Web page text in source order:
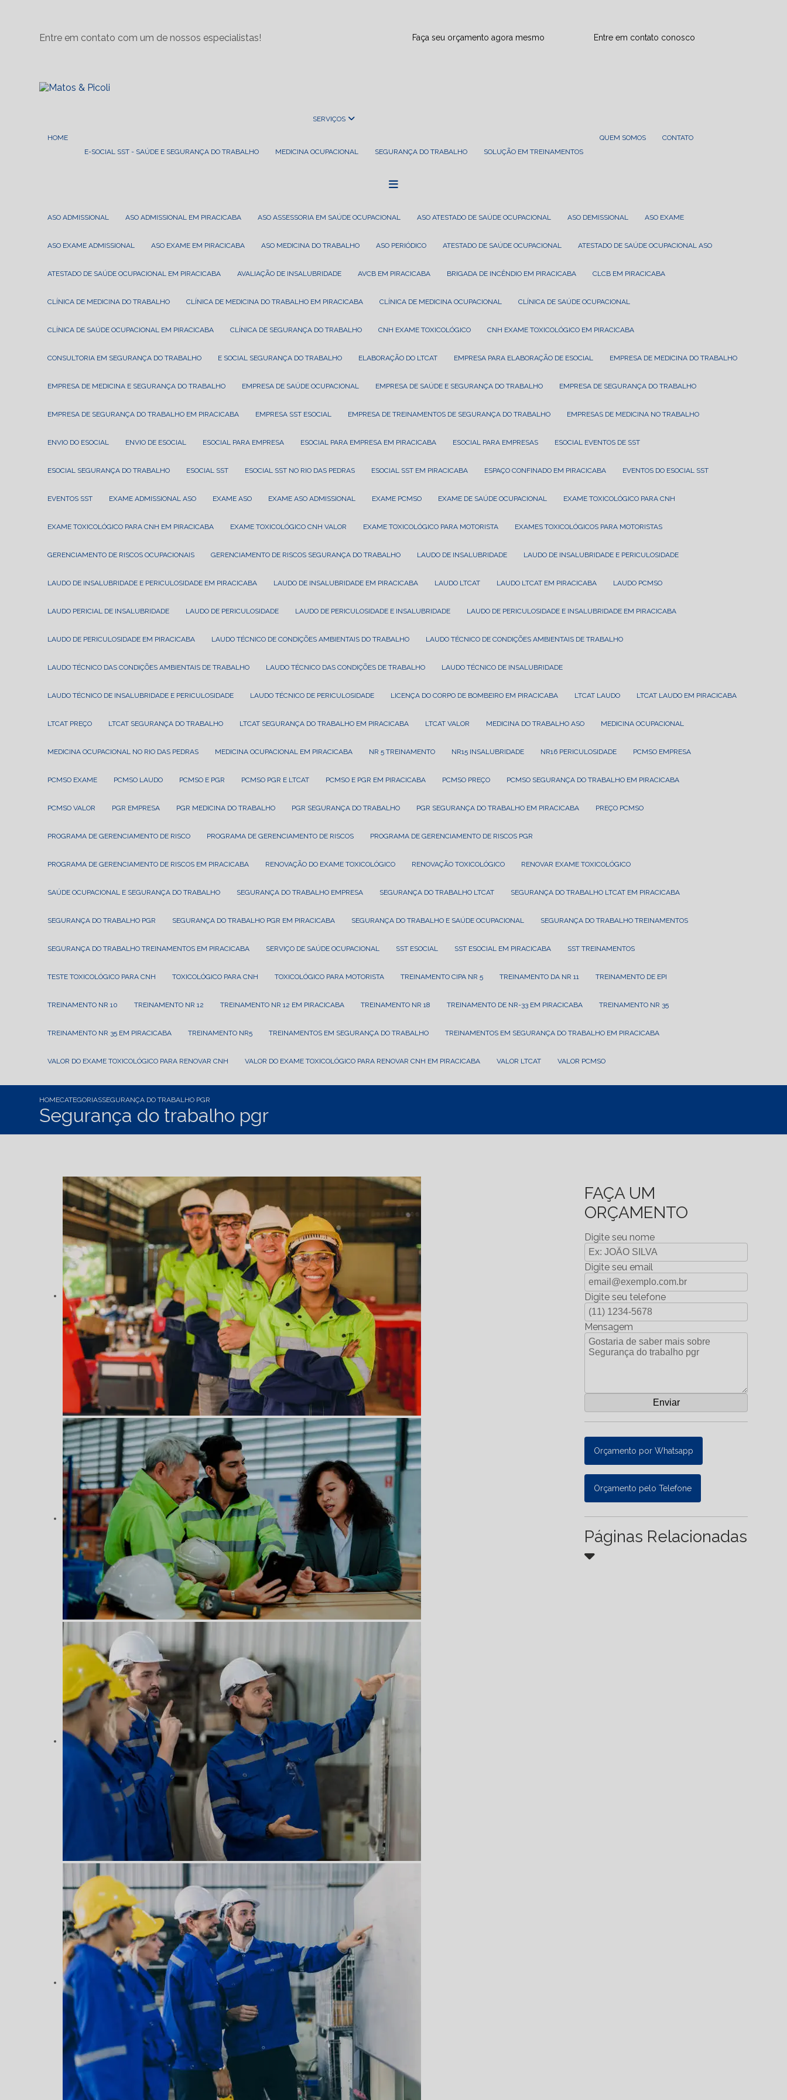
Entre em contato com um de nossos especialistas! Faça seu orçamento agora mesmo Entre em contato conosco
HOME
SERVIÇOS
E-SOCIAL SST - SAÚDE E SEGURANÇA DO TRABALHO MEDICINA OCUPACIONAL SEGURANÇA DO TRABALHO SOLUÇÃO EM TREINAMENTOS
QUEM SOMOS CONTATO
ASO ADMISSIONAL ASO ADMISSIONAL EM PIRACICABA ASO ASSESSORIA EM SAÚDE OCUPACIONAL ASO ATESTADO DE SAÚDE OCUPACIONAL ASO DEMISSIONAL ASO EXAME
ASO EXAME ADMISSIONAL ASO EXAME EM PIRACICABA ASO MEDICINA DO TRABALHO ASO PERIÓDICO ATESTADO DE SAÚDE OCUPACIONAL ATESTADO DE SAÚDE OCUPACIONAL ASO
ATESTADO DE SAÚDE OCUPACIONAL EM PIRACICABA AVALIAÇÃO DE INSALUBRIDADE AVCB EM PIRACICABA BRIGADA DE INCÊNDIO EM PIRACICABA CLCB EM PIRACICABA
CLÍNICA DE MEDICINA DO TRABALHO CLÍNICA DE MEDICINA DO TRABALHO EM PIRACICABA CLÍNICA DE MEDICINA OCUPACIONAL CLÍNICA DE SAÚDE OCUPACIONAL
CLÍNICA DE SAÚDE OCUPACIONAL EM PIRACICABA CLÍNICA DE SEGURANÇA DO TRABALHO CNH EXAME TOXICOLÓGICO CNH EXAME TOXICOLÓGICO EM PIRACICABA
CONSULTORIA EM SEGURANÇA DO TRABALHO E SOCIAL SEGURANÇA DO TRABALHO ELABORAÇÃO DO LTCAT EMPRESA PARA ELABORAÇÃO DE ESOCIAL EMPRESA DE MEDICINA DO TRABALHO
EMPRESA DE MEDICINA E SEGURANÇA DO TRABALHO EMPRESA DE SAÚDE OCUPACIONAL EMPRESA DE SAÚDE E SEGURANÇA DO TRABALHO EMPRESA DE SEGURANÇA DO TRABALHO
EMPRESA DE SEGURANÇA DO TRABALHO EM PIRACICABA EMPRESA SST ESOCIAL EMPRESA DE TREINAMENTOS DE SEGURANÇA DO TRABALHO EMPRESAS DE MEDICINA NO TRABALHO
ENVIO DO ESOCIAL ENVIO DE ESOCIAL ESOCIAL PARA EMPRESA ESOCIAL PARA EMPRESA EM PIRACICABA ESOCIAL PARA EMPRESAS ESOCIAL EVENTOS DE SST
ESOCIAL SEGURANÇA DO TRABALHO ESOCIAL SST ESOCIAL SST NO RIO DAS PEDRAS ESOCIAL SST EM PIRACICABA ESPAÇO CONFINADO EM PIRACICABA EVENTOS DO ESOCIAL SST
EVENTOS SST EXAME ADMISSIONAL ASO EXAME ASO EXAME ASO ADMISSIONAL EXAME PCMSO EXAME DE SAÚDE OCUPACIONAL EXAME TOXICOLÓGICO PARA CNH
EXAME TOXICOLÓGICO PARA CNH EM PIRACICABA EXAME TOXICOLÓGICO CNH VALOR EXAME TOXICOLÓGICO PARA MOTORISTA EXAMES TOXICOLÓGICOS PARA MOTORISTAS
GERENCIAMENTO DE RISCOS OCUPACIONAIS GERENCIAMENTO DE RISCOS SEGURANÇA DO TRABALHO LAUDO DE INSALUBRIDADE LAUDO DE INSALUBRIDADE E PERICULOSIDADE
LAUDO DE INSALUBRIDADE E PERICULOSIDADE EM PIRACICABA LAUDO DE INSALUBRIDADE EM PIRACICABA LAUDO LTCAT LAUDO LTCAT EM PIRACICABA LAUDO PCMSO
LAUDO PERICIAL DE INSALUBRIDADE LAUDO DE PERICULOSIDADE LAUDO DE PERICULOSIDADE E INSALUBRIDADE LAUDO DE PERICULOSIDADE E INSALUBRIDADE EM PIRACICABA
LAUDO DE PERICULOSIDADE EM PIRACICABA LAUDO TÉCNICO DE CONDIÇÕES AMBIENTAIS DO TRABALHO LAUDO TÉCNICO DE CONDIÇÕES AMBIENTAIS DE TRABALHO
LAUDO TÉCNICO DAS CONDIÇÕES AMBIENTAIS DE TRABALHO LAUDO TÉCNICO DAS CONDIÇÕES DE TRABALHO LAUDO TÉCNICO DE INSALUBRIDADE
LAUDO TÉCNICO DE INSALUBRIDADE E PERICULOSIDADE LAUDO TÉCNICO DE PERICULOSIDADE LICENÇA DO CORPO DE BOMBEIRO EM PIRACICABA LTCAT LAUDO LTCAT LAUDO EM PIRACICABA
LTCAT PREÇO LTCAT SEGURANÇA DO TRABALHO LTCAT SEGURANÇA DO TRABALHO EM PIRACICABA LTCAT VALOR MEDICINA DO TRABALHO ASO MEDICINA OCUPACIONAL
MEDICINA OCUPACIONAL NO RIO DAS PEDRAS MEDICINA OCUPACIONAL EM PIRACICABA NR 5 TREINAMENTO NR15 INSALUBRIDADE NR16 PERICULOSIDADE PCMSO EMPRESA
PCMSO EXAME PCMSO LAUDO PCMSO E PGR PCMSO PGR E LTCAT PCMSO E PGR EM PIRACICABA PCMSO PREÇO PCMSO SEGURANÇA DO TRABALHO EM PIRACICABA
PCMSO VALOR PGR EMPRESA PGR MEDICINA DO TRABALHO PGR SEGURANÇA DO TRABALHO PGR SEGURANÇA DO TRABALHO EM PIRACICABA PREÇO PCMSO
PROGRAMA DE GERENCIAMENTO DE RISCO PROGRAMA DE GERENCIAMENTO DE RISCOS PROGRAMA DE GERENCIAMENTO DE RISCOS PGR
PROGRAMA DE GERENCIAMENTO DE RISCOS EM PIRACICABA RENOVAÇÃO DO EXAME TOXICOLÓGICO RENOVAÇÃO TOXICOLÓGICO RENOVAR EXAME TOXICOLÓGICO
SAÚDE OCUPACIONAL E SEGURANÇA DO TRABALHO SEGURANÇA DO TRABALHO EMPRESA SEGURANÇA DO TRABALHO LTCAT SEGURANÇA DO TRABALHO LTCAT EM PIRACICABA
SEGURANÇA DO TRABALHO PGR SEGURANÇA DO TRABALHO PGR EM PIRACICABA SEGURANÇA DO TRABALHO E SAÚDE OCUPACIONAL SEGURANÇA DO TRABALHO TREINAMENTOS
SEGURANÇA DO TRABALHO TREINAMENTOS EM PIRACICABA SERVIÇO DE SAÚDE OCUPACIONAL SST ESOCIAL SST ESOCIAL EM PIRACICABA SST TREINAMENTOS
TESTE TOXICOLÓGICO PARA CNH TOXICOLÓGICO PARA CNH TOXICOLÓGICO PARA MOTORISTA TREINAMENTO CIPA NR 5 TREINAMENTO DA NR 11 TREINAMENTO DE EPI
TREINAMENTO NR 10 TREINAMENTO NR 12 TREINAMENTO NR 12 EM PIRACICABA TREINAMENTO NR 18 TREINAMENTO DE NR-33 EM PIRACICABA TREINAMENTO NR 35
TREINAMENTO NR 35 EM PIRACICABA TREINAMENTO NR5 TREINAMENTOS EM SEGURANÇA DO TRABALHO TREINAMENTOS EM SEGURANÇA DO TRABALHO EM PIRACICABA
VALOR DO EXAME TOXICOLÓGICO PARA RENOVAR CNH VALOR DO EXAME TOXICOLÓGICO PARA RENOVAR CNH EM PIRACICABA VALOR LTCAT VALOR PCMSO
HOMECATEGORIASSEGURANÇA DO TRABALHO PGR
Segurança do trabalho pgr
FAÇA UM
ORÇAMENTO
Digite seu nome
Digite seu email
Digite seu telefone
Mensagem
Orçamento por Whatsapp
Orçamento pelo Telefone
Páginas Relacionadas